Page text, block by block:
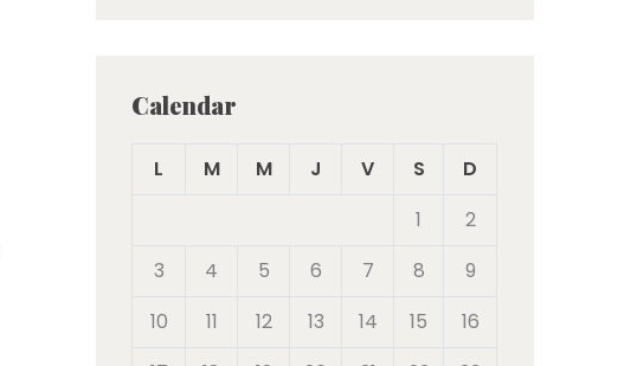
Calendar
L M M J V S
D
1
2
3
4 5 6 7 8
9
10
11 12 13 14 15
16